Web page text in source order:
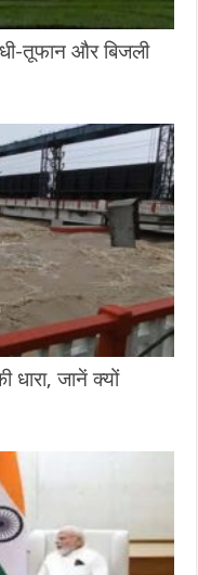
तूफान और बिजली
धारा, जानें क्यों